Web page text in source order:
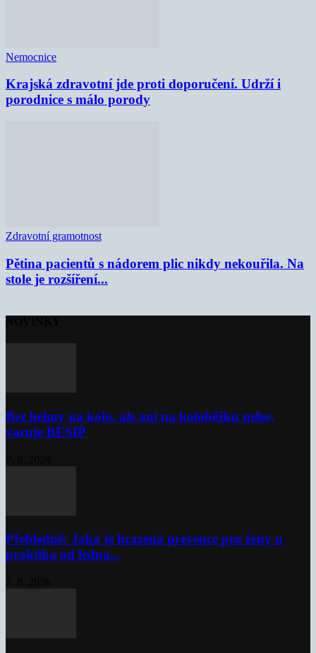
Nemocnice
Krajská zdravotní jde proti doporučení. Udrží i
porodnice s málo porody
Zdravotní gramotnost
Pětina pacientů s nádorem plic nikdy nekouřila. Na
stole je rozšíření...
Bez helmy na kolo, ale ani na koloběžku nelez,
varuje BESIP
Přehledně: Jaká je hrazená prevence pro ženy u
praktika od ledna...